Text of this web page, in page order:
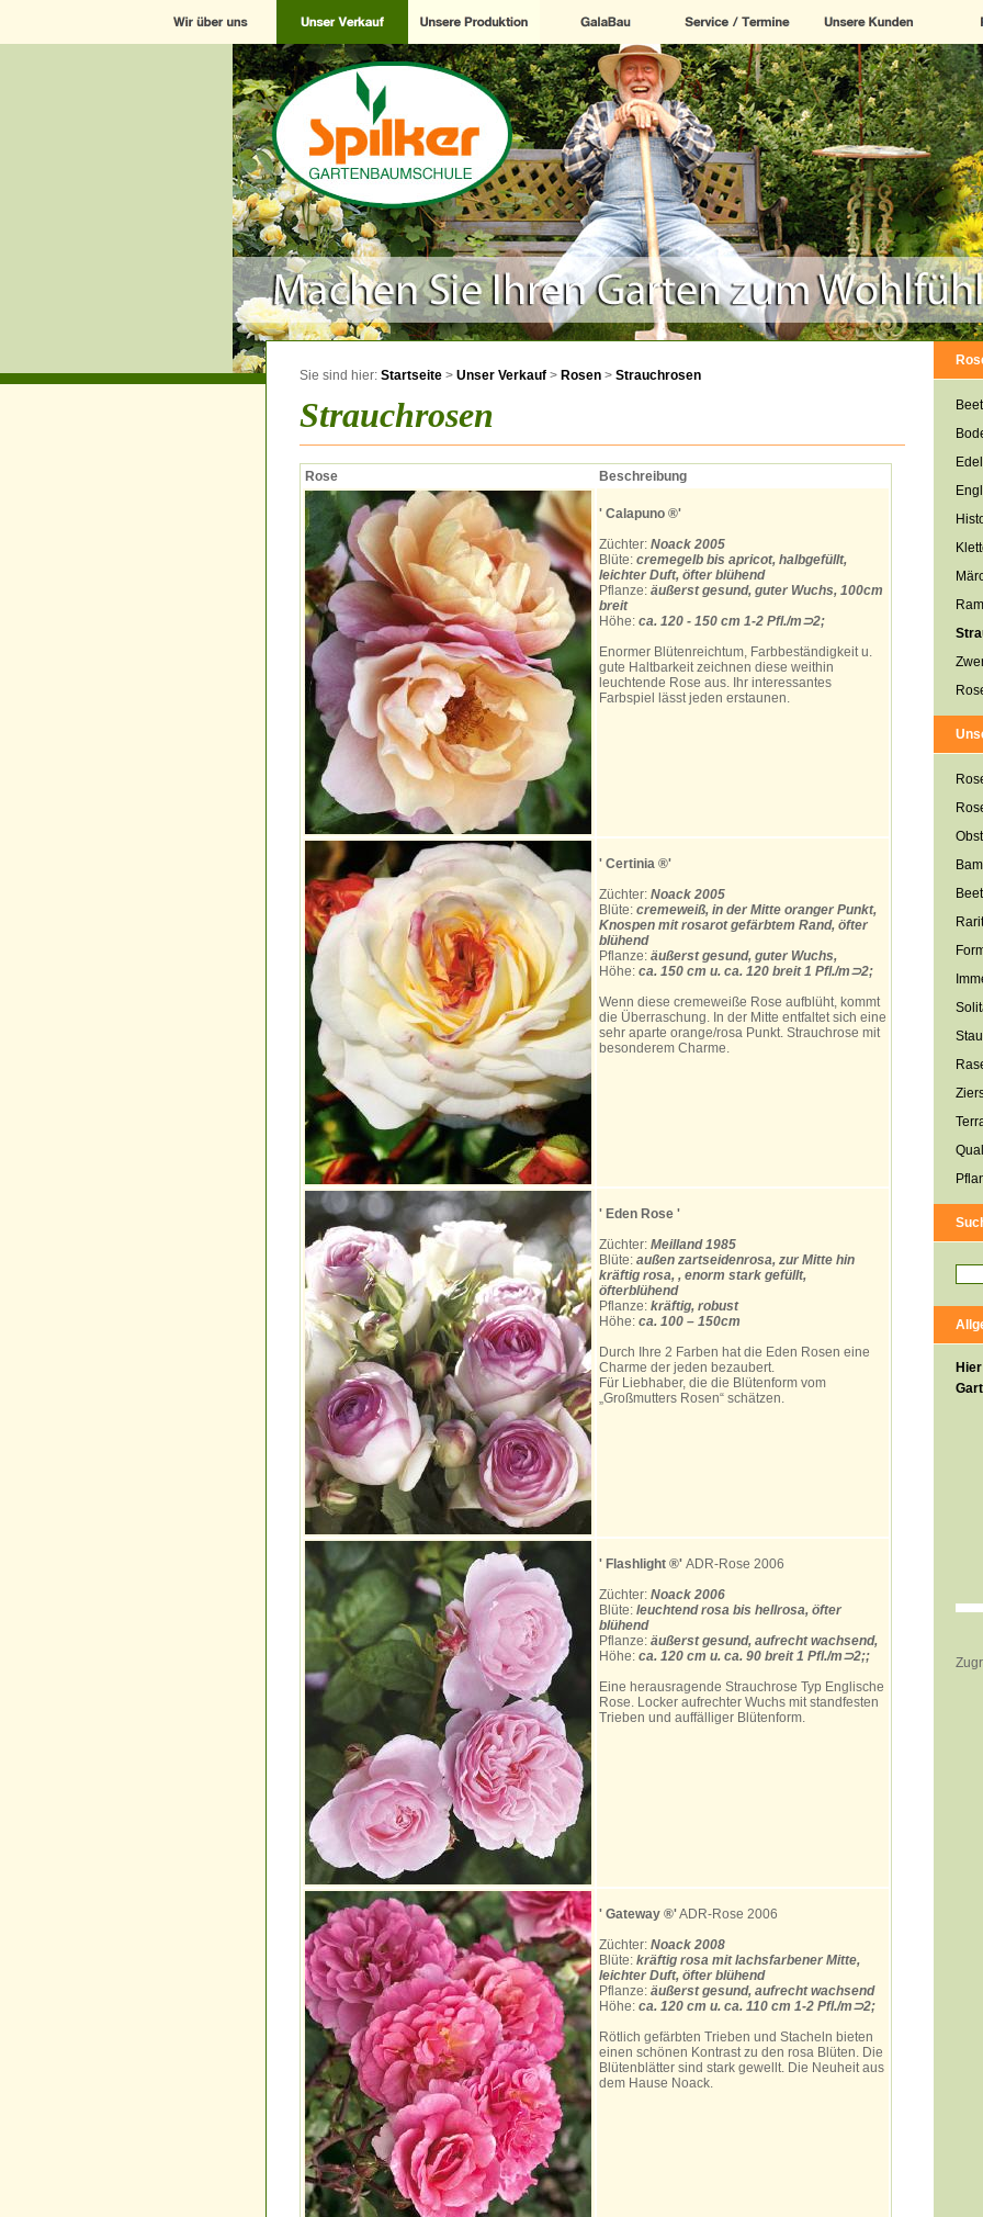
Sie sind hier: Startseite > Unser Verkauf > Rosen > Strauchrosen
Strauchrosen
Rose Beschreibung
' Calapuno ®'
Züchter: Noack 2005
Blüte: cremegelb bis apricot, halbgefüllt,
leichter Duft, öfter blühend
Pflanze: äußerst gesund, guter Wuchs, 100cm
breit
Höhe: ca. 120 - 150 cm 1-2 Pfl./m⊃2;
Enormer Blütenreichtum, Farbbeständigkeit u.
gute Haltbarkeit zeichnen diese weithin
leuchtende Rose aus. Ihr interessantes
Farbspiel lässt jeden erstaunen.
' Certinia ®'
Züchter: Noack 2005
Blüte: cremeweiß, in der Mitte oranger Punkt,
Knospen mit rosarot gefärbtem Rand, öfter
blühend
Pflanze: äußerst gesund, guter Wuchs,
Höhe: ca. 150 cm u. ca. 120 breit 1 Pfl./m⊃2;
Wenn diese cremeweiße Rose aufblüht, kommt
die Überraschung. In der Mitte entfaltet sich eine
sehr aparte orange/rosa Punkt. Strauchrose mit
besonderem Charme.
' Eden Rose '
Züchter: Meilland 1985
Blüte: außen zartseidenrosa, zur Mitte hin
kräftig rosa, , enorm stark gefüllt,
öfterblühend
Pflanze: kräftig, robust
Höhe: ca. 100 – 150cm
Durch Ihre 2 Farben hat die Eden Rosen eine
Charme der jeden bezaubert.
Für Liebhaber, die die Blütenform vom
„Großmutters Rosen“ schätzen.
' Flashlight ®' ADR-Rose 2006
Züchter: Noack 2006
Blüte: leuchtend rosa bis hellrosa, öfter
blühend
Pflanze: äußerst gesund, aufrecht wachsend,
Höhe: ca. 120 cm u. ca. 90 breit 1 Pfl./m⊃2;;
Eine herausragende Strauchrose Typ Englische
Rose. Locker aufrechter Wuchs mit standfesten
Trieben und auffälliger Blütenform.
' Gateway ®'ADR-Rose 2006
Züchter: Noack 2008
Blüte: kräftig rosa mit lachsfarbener Mitte,
leichter Duft, öfter blühend
Pflanze: äußerst gesund, aufrecht wachsend
Höhe: ca. 120 cm u. ca. 110 cm 1-2 Pfl./m⊃2;
Rötlich gefärbten Trieben und Stacheln bieten
einen schönen Kontrast zu den rosa Blüten. Die
Blütenblätter sind stark gewellt. Die Neuheit aus
dem Hause Noack.